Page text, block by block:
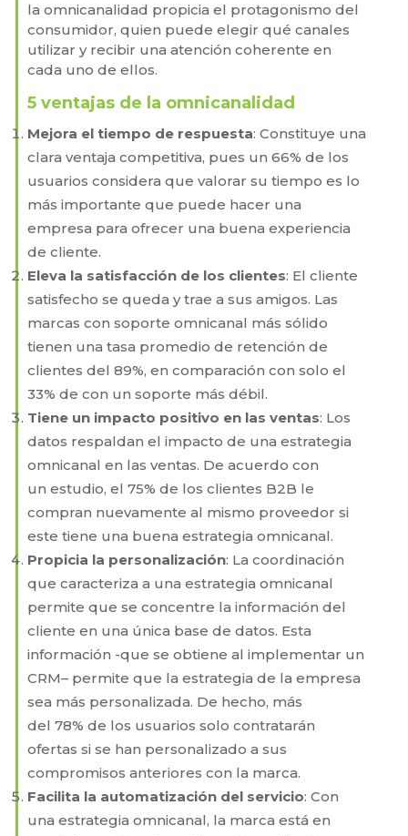
la omnicanalidad propicia el protagonismo del
consumidor, quien puede elegir qué canales
utilizar y recibir una atención coherente en
cada uno de ellos.
5 ventajas de la omnicanalidad
Mejora el tiempo de respuesta: Constituye una
clara ventaja competitiva, pues un 66% de los
usuarios considera que valorar su tiempo es lo
más importante que puede hacer una
empresa para ofrecer una buena experiencia
de cliente.
Eleva la satisfacción de los clientes: El cliente
satisfecho se queda y trae a sus amigos. Las
marcas con soporte omnicanal más sólido
tienen una tasa promedio de retención de
clientes del 89%, en comparación con solo el
33% de con un soporte más débil.
Tiene un impacto positivo en las ventas: Los
datos respaldan el impacto de una estrategia
omnicanal en las ventas. De acuerdo con
un estudio, el 75% de los clientes B2B le
compran nuevamente al mismo proveedor si
este tiene una buena estrategia omnicanal.
Propicia la personalización: La coordinación
que caracteriza a una estrategia omnicanal
permite que se concentre la información del
cliente en una única base de datos. Esta
información -que se obtiene al implementar un
CRM– permite que la estrategia de la empresa
sea más personalizada. De hecho, más
del 78% de los usuarios solo contratarán
ofertas si se han personalizado a sus
compromisos anteriores con la marca.
Facilita la automatización del servicio: Con
una estrategia omnicanal, la marca está en